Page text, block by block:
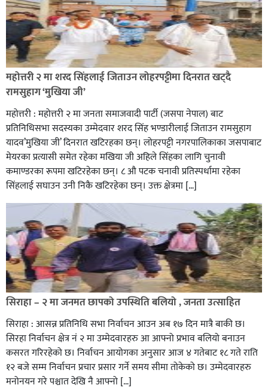
सिराहा-२ मा संजय यादव भिड्ने !
रक्तदान सेवामा जिल्लामै दोस्रो स्थान ल्याएकोमा जनमत नेताद्वय
रेडक्रस सिराहा द्वारा सम्मानित
सिराहाको औरहीमा जेन-जी भेला सम्पन्न
महोत्तरी २ मा शरद सिंहलाई जिताउन लोहरपट्टीमा दिनरात खट्दै
रामसुहाग ‘मुखिया जी’
महोत्तरी : महोत्तरी २ मा जनता समाजवादी पार्टी (जसपा नेपाल) बाट
प्रतिनिधिसभा सदस्यका उम्मेदवार शरद सिंह भण्डारीलाई जिताउन रामसुहाग
यादव’मुखिया जी’ दिनरात खटिरहका छन्। लोहरपट्टी नगरपालिकाका जसपाबाट
मेयरका प्रत्यासी समेत रहेका मखिया जी अहिले सिंहका लागि चुनावी
कमाण्डरका रूपमा खटिरहेका छन्। ८ औ पटक चनावी प्रतिस्पर्धामा रहेका
सिंहलाई सघाउन उनी निकै खटिरहेका छन्। उक्त क्षेत्रमा […]
सिराहा – २ मा जनमत छापको उपस्थिति बलियो , जनता उत्साहित
सिराहा : आसन्न प्रतिनिधि सभा निर्वाचन आउन अब १७ दिन मात्रै बाकी छ।
सिरहा निर्वाचन क्षेत्र नं २ मा उम्मेदवारहरु आ आफ्नो प्रभाव बलियो बनाउन
कसरत गरिरहेको छ। निर्वाचन आयोगका अनुसार आज ४ गतेबाट १८ गते राति
१२ बजे सम्म निर्वाचन प्रचार प्रसार गर्ने समय सीमा तोकेको छ। उम्मेदवारहरु
मनोनयन गरे पश्चात देखि नै आफ्नो […]